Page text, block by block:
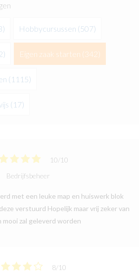
Hobbycursussen (507)
Eigen zaak starten (342)
(1115)
(17)
10/ 10
Bedrijfsbeheer
met een leuke map en huiswerk blok
verstuurd Hopelijk maar vrij zeker van
zal geleverd worden
8/10